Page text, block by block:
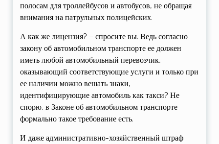
полосам для троллейбусов и автобусов, не обращая
внимания на патрульных полицейских.
А как же лицензия? – спросите вы. Ведь согласно
закону об автомобильном транспорте ее должен
иметь любой автомобильный перевозчик,
оказывающий соответствующие услуги и только при
ее наличии можно вешать знаки,
идентифицирующие автомобиль как такси? Не
спорю, в Законе об автомобильном транспорте
формально такое требование есть.
И даже административно-хозяйственный штраф